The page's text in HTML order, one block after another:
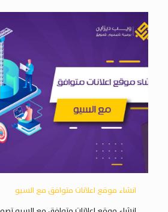
انشاء موقع اعلانات متوافق مع السيو